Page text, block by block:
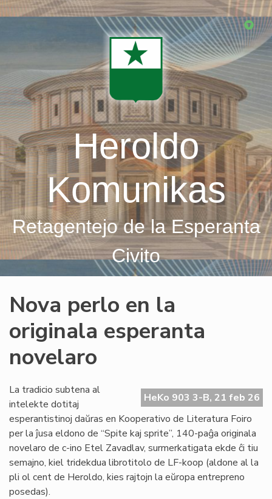
Skip
Heroldo
Komunikas
Retagentejo de la Esperanta
Civito
Nova perlo en la
originala esperanta
novelaro
HeKo 903 3-B, 21 feb 26
La tradicio subtena al
intelekte dotitaj
esperantistinoj daŭras en Kooperativo de Literatura Foiro
per la ĵusa eldono de “Spite kaj sprite”, 140-paĝa originala
novelaro de c-ino Etel Zavadlav, surmerkatigata ekde ĉi tiu
semajno, kiel tridekdua librotitolo de LF-koop (aldone al la
pli ol cent de Heroldo, kies rajtojn la eŭropa entrepreno
posedas).